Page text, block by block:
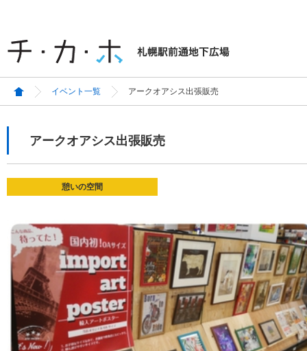
イベント一覧 アークオアシス出張販売
アークオアシス出張販売
憩いの空間